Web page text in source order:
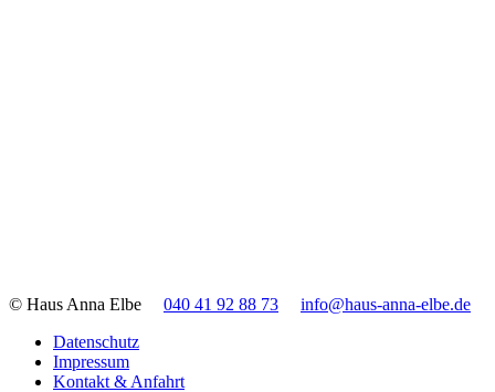
© Haus Anna Elbe 040 41 92 88 73
info@haus-anna-elbe.de
Datenschutz
Impressum
Kontakt & Anfahrt